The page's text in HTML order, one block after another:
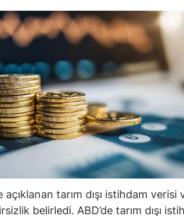
tarım dışı istihdam verisi
belirledi. ABD’de tarım dışı